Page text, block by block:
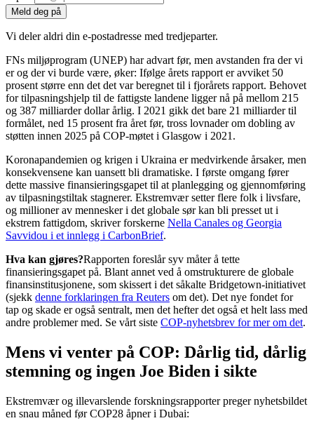
Meld deg på
Vi deler aldri din e-postadresse med tredjeparter.
FNs miljøprogram (UNEP) har advart før, men avstanden fra der vi
er og der vi burde være, øker: Ifølge årets rapport er avviket 50
prosent større enn det det var beregnet til i fjorårets rapport. Behovet
for tilpasningshjelp til de fattigste landene ligger nå på mellom 215
og 387 milliarder dollar årlig. I 2021 gikk det bare 21 milliarder til
formålet, ned 15 prosent fra året før, tross lovnader om dobling av
støtten innen 2025 på COP-møtet i Glasgow i 2021.
Koronapandemien og krigen i Ukraina er medvirkende årsaker, men
konsekvensene kan uansett bli dramatiske. I første omgang fører
dette massive finansieringsgapet til at planlegging og gjennomføring
av tilpasningstiltak stagnerer. Ekstremvær setter flere folk i livsfare,
og millioner av mennesker i det globale sør kan bli presset ut i
ekstrem fattigdom, skriver forskerne Nella Canales og Georgia
Savvidou i et innlegg i CarbonBrief.
Hva kan gjøres?Rapporten foreslår syv måter å tette
finansieringsgapet på. Blant annet ved å omstrukturere de globale
finansinstitusjonene, som skissert i det såkalte Bridgetown-initiativet
(sjekk denne forklaringen fra Reuters om det). Det nye fondet for
tap og skade er også sentralt, men det hefter det også et helt lass med
andre problemer med. Se vårt siste COP-nyhetsbrev for mer om det.
Mens vi venter på COP: Dårlig tid, dårlig
stemning og ingen Joe Biden i sikte
Ekstremvær og illevarslende forskningsrapporter preger nyhetsbildet
en snau måned før COP28 åpner i Dubai: